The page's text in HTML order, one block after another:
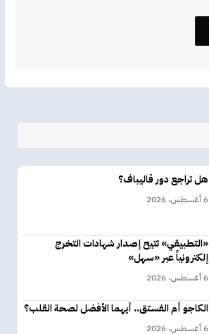
هل تراجع دور قاليباف؟
6 أغسطس، 2026
«التطبيقي» تتيح إصدار شهادات التخرج
إلكترونياً عبر «سهل»
6 أغسطس، 2026
الكاجو أم الفستق.. أيهما الأفضل لصحة القلب؟
6 أغسطس، 2026